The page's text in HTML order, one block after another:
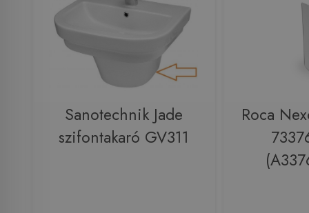
Sanotechnik Jade
szifontakaró GV311
Roca